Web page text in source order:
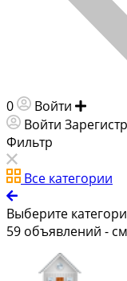
0 Войти
Войти
Фильтр
Все категории
Выберите
59 объявлений -